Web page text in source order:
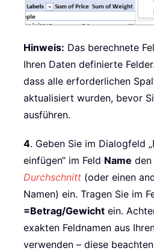
Hinweis: Das berechnete
Ihren Daten definierte
dass alle erforderlichen
aktualisiert wurden, bevor
ausführen.
4. Geben Sie im Dialogfeld
einfügen“ im Feld Name den
Durchschnitt (oder einen
Namen) ein. Tragen Sie im
=Betrag/Gewicht ein.
exakten Feldnamen aus
verwenden – diese